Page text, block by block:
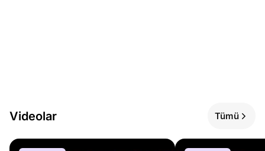
Videolar Tümü